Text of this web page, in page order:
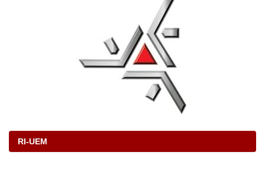
RI-UEM